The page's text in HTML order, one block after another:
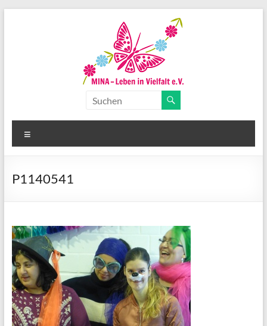
Leben
in
Vielfalt
e.V.
P1140541